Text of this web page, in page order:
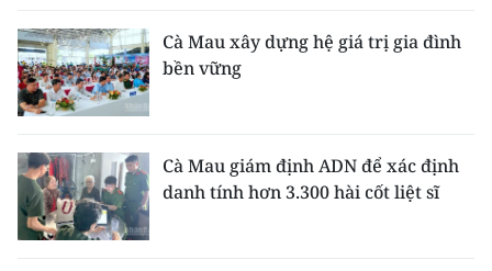
Cà Mau xây dựng hệ giá trị gia đình
bền vững
Cà Mau giám định ADN để xác định
danh tính hơn 3.300 hài cốt liệt sĩ